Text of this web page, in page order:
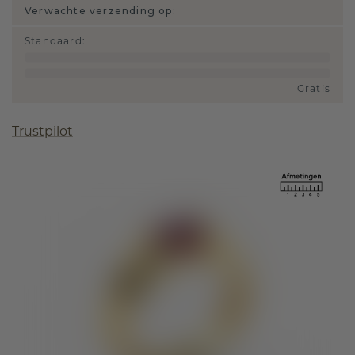
Verwachte verzending op:
Standaard :
Gratis
Trustpilot